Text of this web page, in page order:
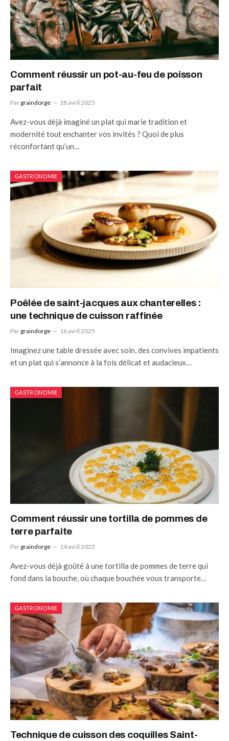
Comment réussir un pot-au-feu de poisson
parfait
Par graindorge 18 avril 2025
Avez-vous déjà imaginé un plat qui marie tradition et
modernité tout enchanter vos invités ? Quoi de plus
réconfortant qu’un…
GASTRONOMIE
Poêlée de saint-jacques aux chanterelles :
une technique de cuisson raffinée
Par graindorge 16 avril 2025
Imaginez une table dressée avec soin, des convives impatients
et un plat qui s’annonce à la fois délicat et audacieux…
GASTRONOMIE
Comment réussir une tortilla de pommes de
terre parfaite
Par graindorge 14 avril 2025
Avez-vous déjà goûté à une tortilla de pommes de terre qui
fond dans la bouche, où chaque bouchée vous transporte…
GASTRONOMIE
Technique de cuisson des coquilles Saint-